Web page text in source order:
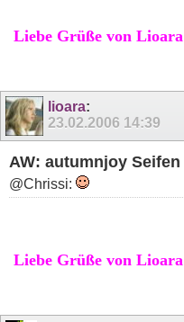
Liebe Grüße von Lioara
lioara:
23.02.2006 14:39
AW: autumnjoy Seifen
@Chrissi:
Liebe Grüße von Lioara